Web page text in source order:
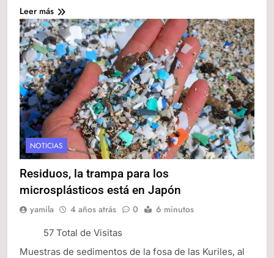
Leer más
NOTICIAS
Residuos, la trampa para los
microsplásticos está en Japón
yamila 4 años atrás 0 6 minutos
57 Total de Visitas
Muestras de sedimentos de la fosa de las Kuriles, al